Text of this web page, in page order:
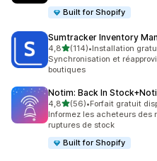
Built for Shopify
Sumtracker Inventory
4,8étoile(s) sur 5
(114)
114 avis au total
•Installation
Synchronisation et
boutiques
Notim: Back In
4,8étoile(s) sur 5
(56)
56 avis au total
•Forfait gratuit
Informez les acheteurs des
ruptures de stock
Built for Shopify